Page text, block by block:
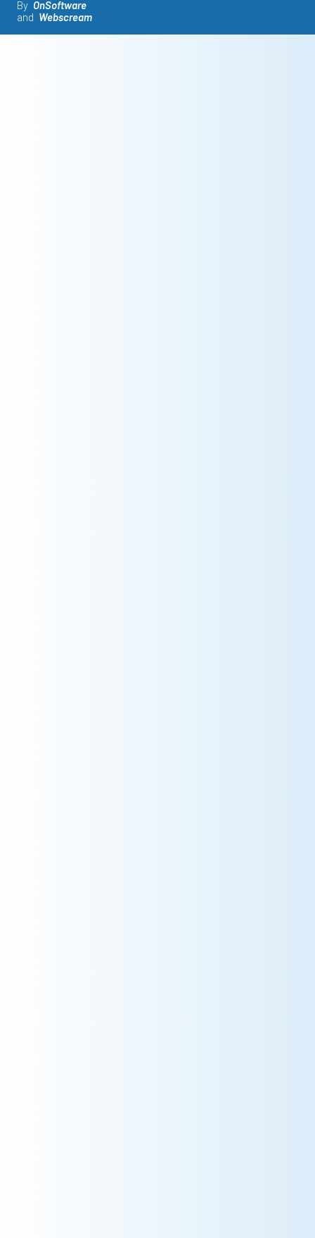
By OnSoftware
and Webscream